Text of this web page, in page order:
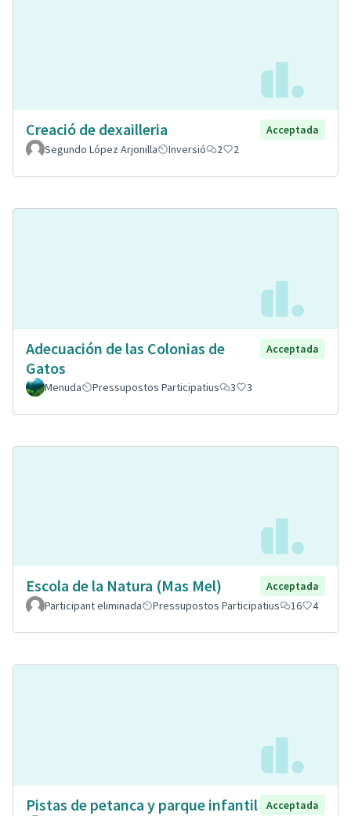
Creació de dexailleria
Acceptada
Segundo López Arjonilla
Inversió 2 2
Adecuación de las Colonias de
Gatos
Acceptada
Menuda Pressupostos Participatius 3 3
Escola de la Natura (Mas Mel)
Acceptada
Participant eliminada
Pressupostos Participatius 16 4
Pistas de petanca y parque infantil
Acceptada